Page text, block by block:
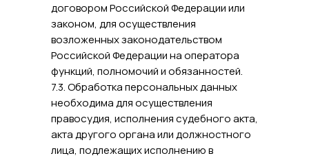
договором Российской Федерации или
законом, для осуществления
возложенных законодательством
Российской Федерации на оператора
функций, полномочий и обязанностей.
7.3. Обработка персональных данных
необходима для осуществления
правосудия, исполнения судебного акта,
акта другого органа или должностного
лица, подлежащих исполнению в